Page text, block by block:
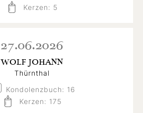
Kerzen: 5
27.06.2026
WOLF JOHANN
Thürnthal
Kondolenzbuch: 16
Kerzen: 175